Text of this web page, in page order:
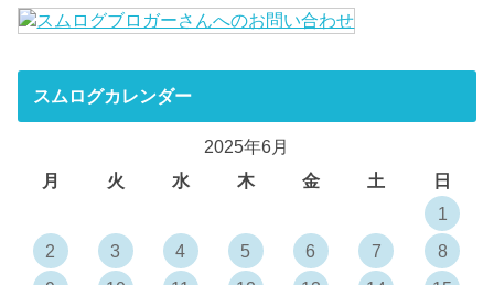
スムログカレンダー
2025年6月
月
火 水 木 金 土
日
1
2
3 4 5 6 7
8